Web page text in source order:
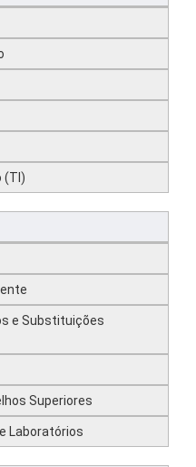
(TI)
e Substituições
Superiores
Laboratórios